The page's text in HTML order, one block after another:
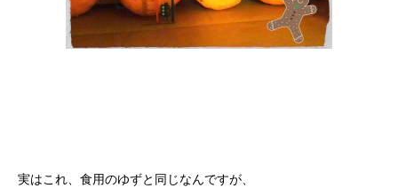
実はこれ、食用のゆずと同じなんですが、